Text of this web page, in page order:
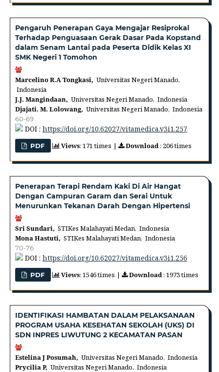
Pengaruh Penerapan Gaya Mengajar Resiprokal
Terhadap Penguasaan Gerak Dasar Pada Kopstand
dalam Senam Lantai pada Peserta Didik Kelas XI
SMK Negeri 1 Tomohon
Marcelino R.A Tongkasi, Universitas Negeri Manado,
Indonesia
J.J. Mangindaan, Universitas Negeri Manado, Indonesia
Djajati. M. Lolowang, Universitas Negeri Manado, Indonesia
60-69
DOI : https://doi.org/10.62027/vitamedica.v3i1.257
PDF Views: 171 times | Download: 206 times
Penerapan Terapi Rendam Kaki Di Air Hangat
Dengan Campuran Garam dan Serai Untuk
Menurunkan Tekanan Darah Dengan Hipertensi
Sri Sundari, STIKes Malahayati Medan, Indonesia
Mona Hastuti, STIKes Malahayati Medan, Indonesia
70-76
DOI : https://doi.org/10.62027/vitamedica.v3i1.256
PDF Views: 1546 times | Download: 1973 times
IDENTIFIKASI HAMBATAN DALAM PELAKSANAAN
PROGRAM USAHA KESEHATAN SEKOLAH (UKS) DI
SDN INPRES LIWUTUNG 2 KECAMATAN PASAN
Estelina J Posumah, Universitas Negeri Manado, Indonesia
Prycilia P, Universitas Negeri Manado, Indonesia